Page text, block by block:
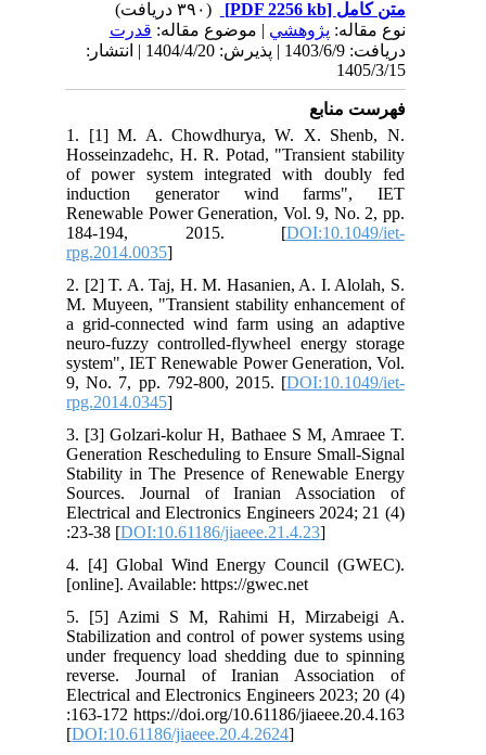
متن کامل[PDF 2256 kb]
نوع مقاله:پژوهشي| موضوع مقاله:قدرت
دریافت: 1403/6/9 | پذیرش: 1404/4/20 | انتشار:
1405/3/15
فهرست منابع
1. [1] M. A. Chowdhurya, W. X. Shenb, N.
Hosseinzadehc, H. R. Potad, "Transient stability
of power system integrated with doubly fed
induction generator wind farms", IET
Renewable Power Generation, Vol. 9, No. 2, pp.
184-194, 2015. [DOI:10.1049/iet-
rpg.2014.0035
2. [2] T. A. Taj, H. M. Hasanien, A. I. Alolah, S.
M. Muyeen, "Transient stability enhancement of
a grid-connected wind farm using an adaptive
neuro-fuzzy controlled-flywheel energy storage
system", IET Renewable Power Generation, Vol.
9, No. 7, pp. 792-800, 2015. [DOI:10.1049/iet-
rpg.2014.0345
3. [3] Golzari-kolur H, Bathaee S M, Amraee T.
Generation Rescheduling to Ensure Small-Signal
Stability in The Presence of Renewable Energy
Sources. Journal of Iranian Association of
Electrical and Electronics Engineers 2024; 21 (4)
:23-38 [DOI:10.61186/jiaeee.21.4.23
4. [4] Global Wind Energy Council (GWEC).
[online]. Available: https://gwec.net
5. [5] Azimi S M, Rahimi H, Mirzabeigi A.
Stabilization and control of power systems using
under frequency load shedding due to spinning
reverse. Journal of Iranian Association of
Electrical and Electronics Engineers 2023; 20 (4)
:163-172 https://doi.org/10.61186/jiaeee.20.4.163
[DOI:10.61186/jiaeee.20.4.2624